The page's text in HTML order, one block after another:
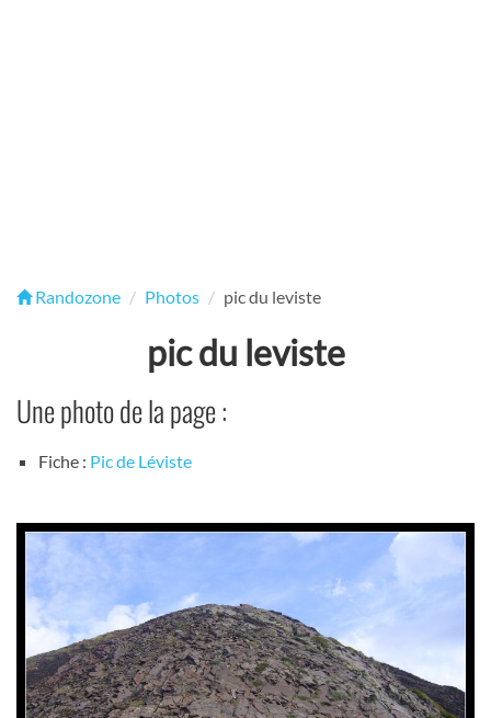
Randozone Photos pic du leviste
pic du leviste
Une photo de la page :
Fiche : Pic de Léviste